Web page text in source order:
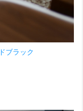
ブラック